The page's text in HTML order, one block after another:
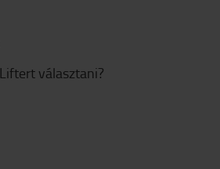
választani?